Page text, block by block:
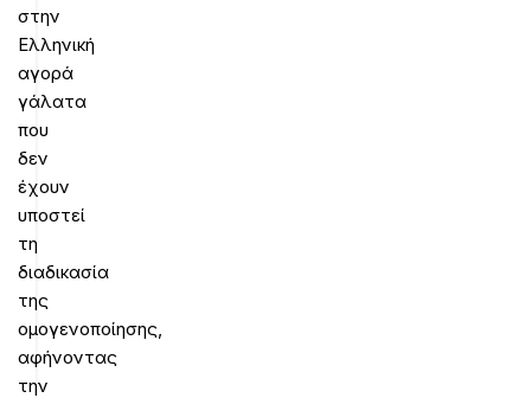
στην
Ελληνική
αγορά
γάλατα
που
δεν
έχουν
υποστεί
τη
διαδικασία
της
ομογενοποίησης,
αφήνοντας
την